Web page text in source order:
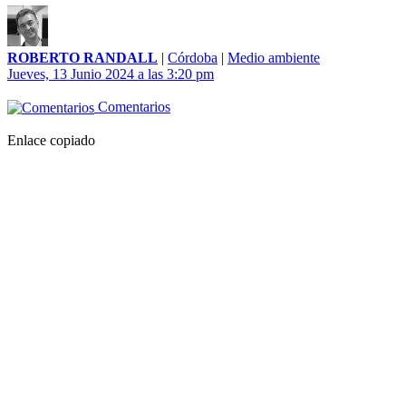
ROBERTO RANDALL | Córdoba | Medio ambiente
Jueves, 13 Junio 2024 a las 3:20 pm
Comentarios
Enlace copiado